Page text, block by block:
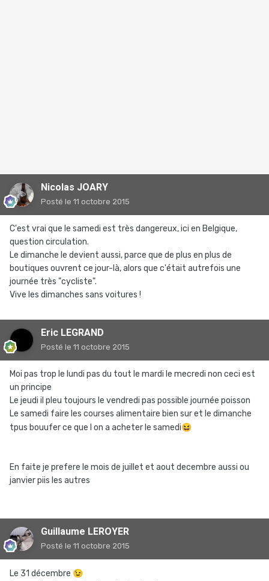
Nicolas JOARY
Posté le 11 octobre 2015
C'est vrai que le samedi est très dangereux, ici en Belgique,
question circulation.
Le dimanche le devient aussi, parce que de plus en plus de
boutiques ouvrent ce jour-là, alors que c'était autrefois une
journée très "cycliste".
Vive les dimanches sans voitures !
Eric LEGRAND
Posté le 11 octobre 2015
Moi pas trop le lundi pas du tout le mardi le mecredi non ceci est
un principe
Le jeudi il pleu toujours le vendredi pas possible journée poisson
Le samedi faire les courses alimentaire bien sur et le dimanche
tpus bouufer ce que l on a acheter le samedi😆
En faite je prefere le mois de juillet et aout decembre aussi ou
janvier piis les autres
Guillaume LEROYER
Posté le 11 octobre 2015
Le 31 décembre 😉